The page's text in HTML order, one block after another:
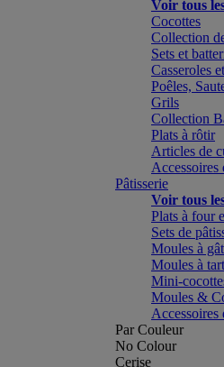
Voir tous
Cocottes
Collection
Sets et
Casseroles
Poêles,
Grils
Collection
Plats à rôtir
Articles de
Accessoires
Pâtisserie
Voir tous
Plats à four
Sets de
Moules à
Moules à
Mini-
Moules &
Accessoires
Par Couleur
No Colour
Cerise